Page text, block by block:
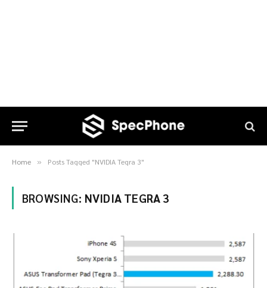
Home » Posts Tagged "NVIDIA Tegra 3"
BROWSING: NVIDIA TEGRA 3